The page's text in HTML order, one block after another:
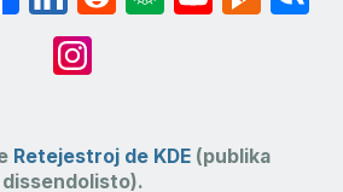
Retejestroj de KDE(publika
dissendolisto).